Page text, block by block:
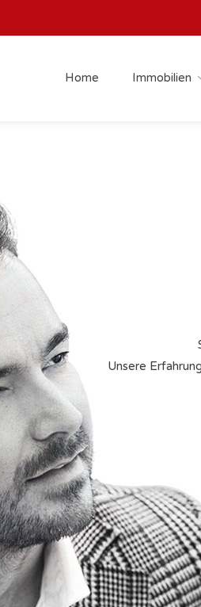
Home Immobilien
Unsere